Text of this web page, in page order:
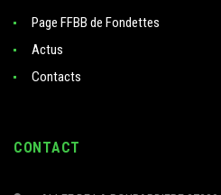
Page FFBB de Fondettes
Actus
Contacts
CONTACT